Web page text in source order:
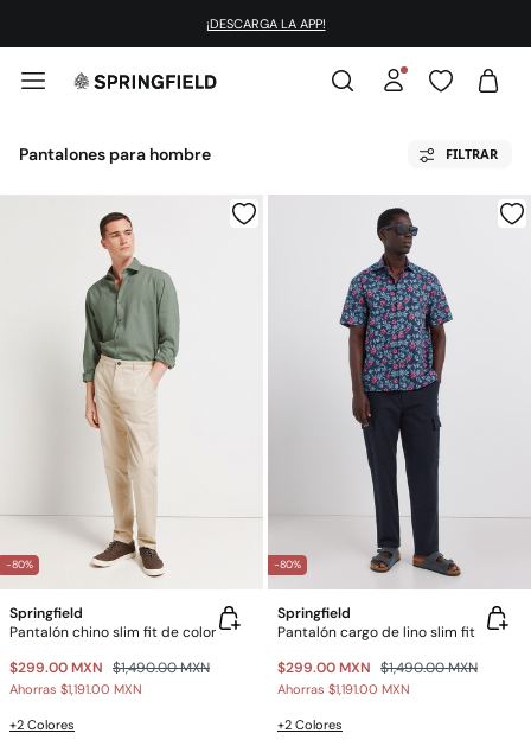
¡DESCARGA LA APP!
Pantalones para hombre FILTRAR
-80%
Springfield
Pantalón chino slim fit de color
$299.00 MXN $1,490.00 MXN
Ahorras $1,191.00 MXN
+2 Colores
-80%
Springfield
Pantalón cargo de lino slim fit
$299.00 MXN $1,490.00 MXN
Ahorras $1,191.00 MXN
+2 Colores